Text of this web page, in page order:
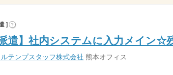
] ?
派遣】社内システムに入力メイン☆
テンプスタッフ株式会社 熊本オフィス